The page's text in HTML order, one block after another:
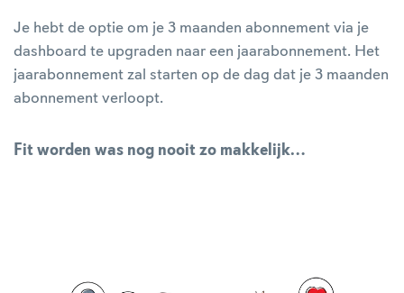
Je hebt de optie om je 3 maanden abonnement via je
dashboard te upgraden naar een jaarabonnement. Het
jaarabonnement zal starten op de dag dat je 3 maanden
abonnement verloopt.
Fit worden was nog nooit zo makkelijk…